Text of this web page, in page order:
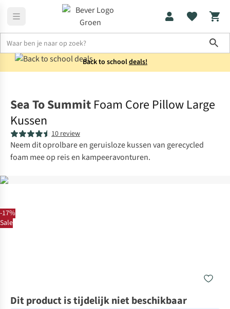
Back to schooldeals!
-17%
Sale
Sea To Summit Foam Core Pillow Large
Kussen
10 review
Neem dit oprolbare en geruisloze kussen van gerecycled
foam mee op reis en kampeeravonturen.
Dit product is tijdelijk niet beschikbaar